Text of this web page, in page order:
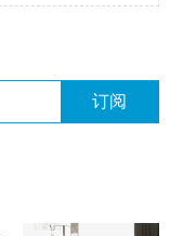
订阅